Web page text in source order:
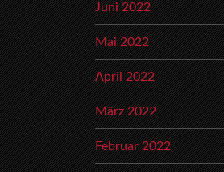
Juni 2022
Mai 2022
April 2022
März 2022
Februar 2022